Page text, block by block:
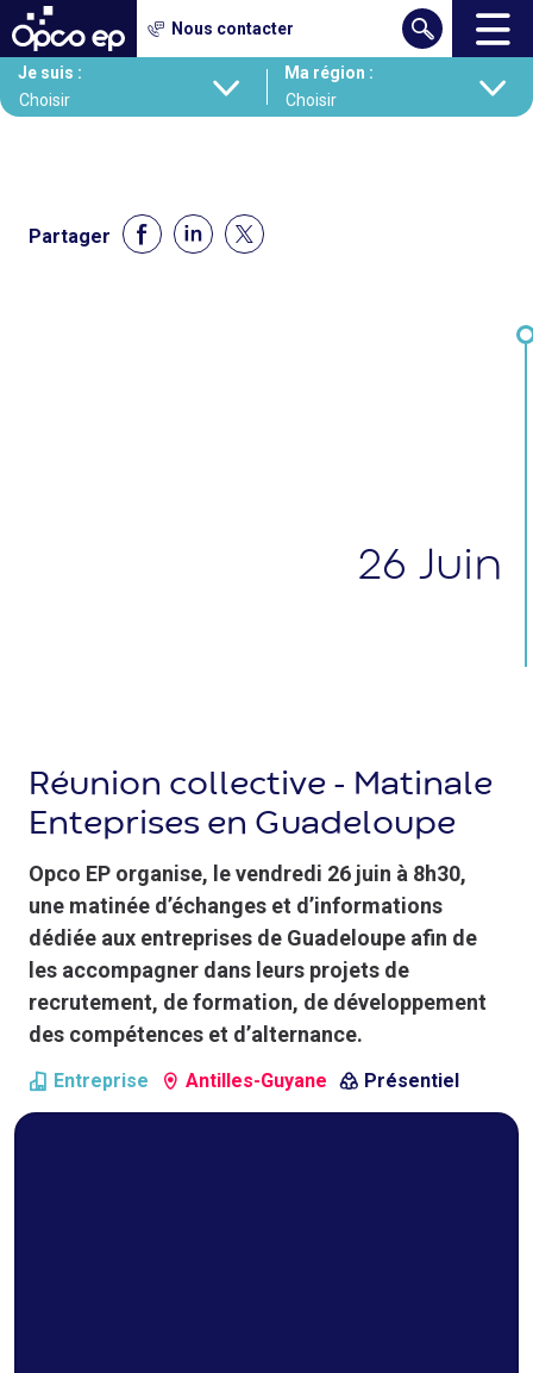
Gestion des cookies
Aller
contenu
Je suis : Ma région :
Nous contacter
Partager
26 Juin
Réunion collective - Matinale
Enteprises en Guadeloupe
Opco EP organise, le vendredi 26 juin à 8h30,
une matinée d’échanges et d’informations
dédiée aux entreprises de Guadeloupe afin de
les accompagner dans leurs projets de
recrutement, de formation, de développement
des compétences et d’alternance.
Entreprise Antilles-Guyane Présentiel